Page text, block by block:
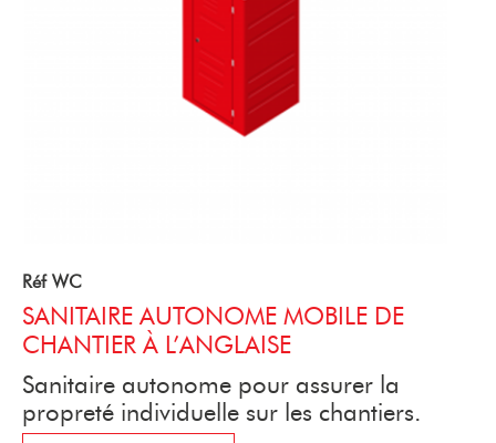
Réf WC
SANITAIRE AUTONOME MOBILE DE
CHANTIER À L’ANGLAISE
Sanitaire autonome pour assurer la
propreté individuelle sur les chantiers.